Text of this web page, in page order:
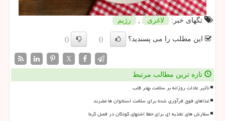
تگهای خبر: لاغری رژیم
این مطلب را می پسندید؟ ()
()
X
تازه ترین مطالب مرتبط
تأثیر عادات روزانه بر سلامت بهتر قلب
غذاهای فوق فرآوری شده برای سلامت استخوان ها مضرند
سفارش های تغذیه ای برای حفظ اشتهای کودکان در فصل گرما